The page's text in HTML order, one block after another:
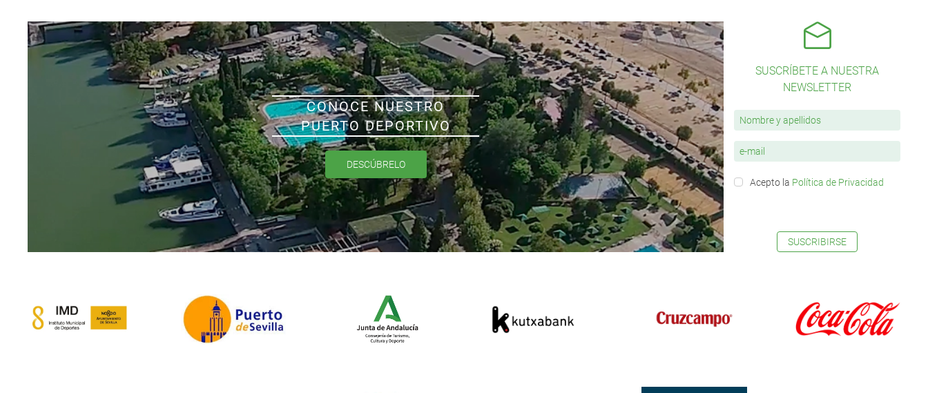
CONOCE NUESTRO
PUERTO DEPORTIVO
DESCÚBRELO
SUSCRÍBETE A NUESTRA
NEWSLETTER
Acepto la Política de Privacidad
SUSCRIBIRSE